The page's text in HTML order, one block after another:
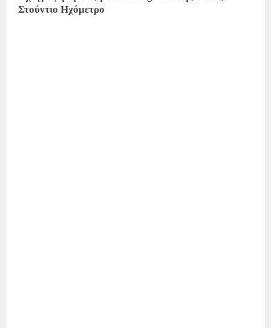
Στούντιο Ηχόμετρο